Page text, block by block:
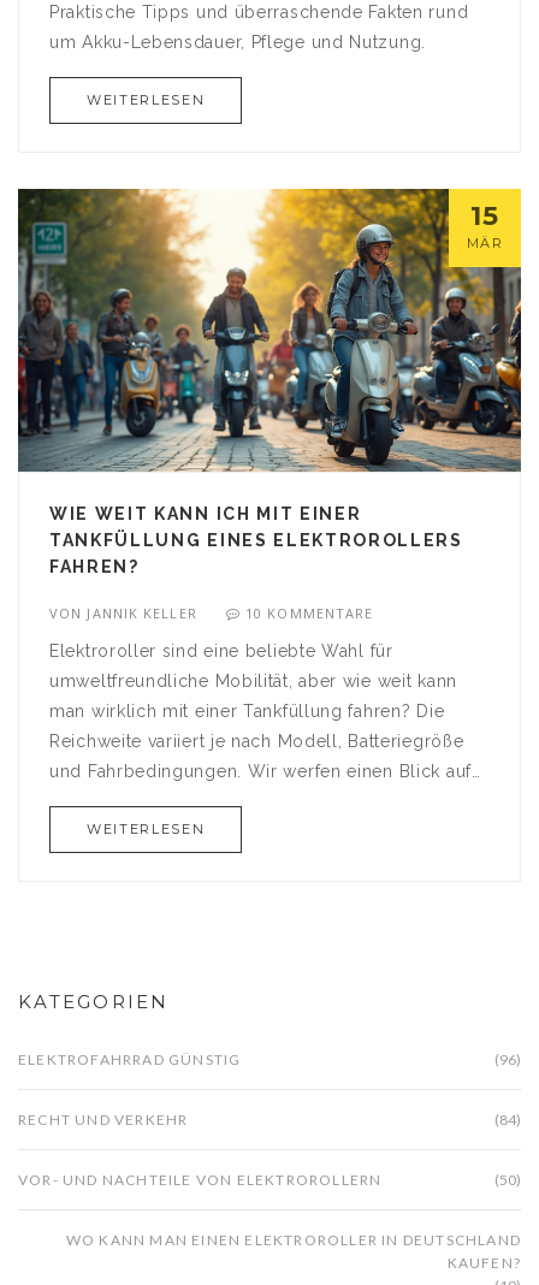
Praktische Tipps und überraschende Fakten rund
um Akku-Lebensdauer, Pflege und Nutzung.
WEITERLESEN
15
MÄR
WIE WEIT KANN ICH MIT EINER
TANKFÜLLUNG EINES ELEKTROROLLERS
FAHREN?
VON JANNIK KELLER 10 KOMMENTARE
Elektroroller sind eine beliebte Wahl für
umweltfreundliche Mobilität, aber wie weit kann
man wirklich mit einer Tankfüllung fahren? Die
Reichweite variiert je nach Modell, Batteriegröße
und Fahrbedingungen. Wir werfen einen Blick auf
beeinflussen, und geben praktische Tipps, um das
WEITERLESEN
KATEGORIEN
ELEKTROFAHRRAD GÜNSTIG (96)
RECHT UND VERKEHR (84)
VOR- UND NACHTEILE VON ELEKTROROLLERN (50)
WO KANN MAN EINEN ELEKTROROLLER IN DEUTSCHLAND
KAUFEN?